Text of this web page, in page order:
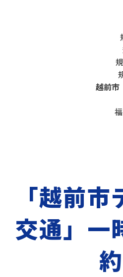
越前
「越前
交通」一
約